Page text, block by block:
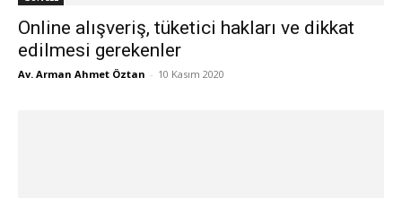
Online alışveriş, tüketici hakları ve dikkat
edilmesi gerekenler
Av. Arman Ahmet Öztan - 10 Kasım 2020